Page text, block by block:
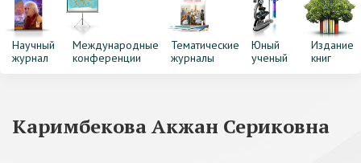
Научный
журнал
Международные
конференции
Тематические
журналы
Юный
ученый
Издание
книг
Каримбекова Акжан Сериковна